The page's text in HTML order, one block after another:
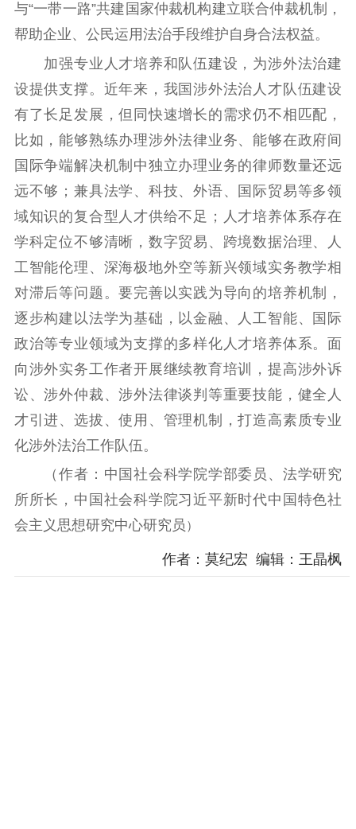
与“一带一路”共建国家仲裁机构建立联合仲裁机制，
帮助企业、公民运用法治手段维护自身合法权益。
加强专业人才培养和队伍建设，为涉外法治建
设提供支撑。近年来，我国涉外法治人才队伍建设
有了长足发展，但同快速增长的需求仍不相匹配，
比如，能够熟练办理涉外法律业务、能够在政府间
国际争端解决机制中独立办理业务的律师数量还远
远不够；兼具法学、科技、外语、国际贸易等多领
域知识的复合型人才供给不足；人才培养体系存在
学科定位不够清晰，数字贸易、跨境数据治理、人
工智能伦理、深海极地外空等新兴领域实务教学相
对滞后等问题。要完善以实践为导向的培养机制，
逐步构建以法学为基础，以金融、人工智能、国际
政治等专业领域为支撑的多样化人才培养体系。面
向涉外实务工作者开展继续教育培训，提高涉外诉
讼、涉外仲裁、涉外法律谈判等重要技能，健全人
才引进、选拔、使用、管理机制，打造高素质专业
化涉外法治工作队伍。
（作者：中国社会科学院学部委员、法学研究
所所长，中国社会科学院习近平新时代中国特色社
会主义思想研究中心研究员 ）
作者：莫纪宏 编辑：王晶枫